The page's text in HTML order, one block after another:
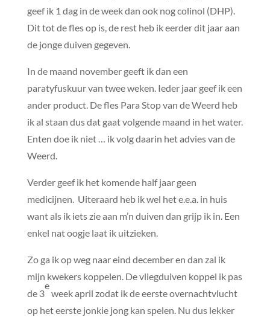
geef ik 1 dag in de week dan ook nog colinol (DHP).
Dit tot de fles op is, de rest heb ik eerder dit jaar aan
de jonge duiven gegeven.
In de maand november geeft ik dan een
paratyfuskuur van twee weken. Ieder jaar geef ik een
ander product. De fles Para Stop van de Weerd heb
ik al staan dus dat gaat volgende maand in het water.
Enten doe ik niet … ik volg daarin het advies van de
Weerd.
Verder geef ik het komende half jaar geen
medicijnen. Uiteraard heb ik wel het e.e.a. in huis
want als ik iets zie aan m’n duiven dan grijp ik in. Een
enkel nat oogje laat ik uitzieken.
Zo ga ik op weg naar eind december en dan zal ik
mijn kwekers koppelen. De vliegduiven koppel ik pas
de 3
e
week april zodat ik de eerste overnachtvlucht
op het eerste jonkie jong kan spelen. Nu dus lekker